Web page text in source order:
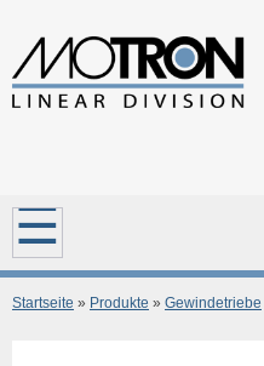
Sie sind hier
Startseite » Produkte » Gewindetriebe